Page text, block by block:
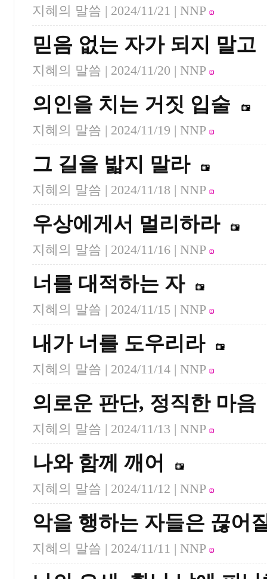
지혜의 말씀 | 2024/11/21 | NNP
믿음 없는 자가 되지 말고
지혜의 말씀 | 2024/11/20 | NNP
의인을 치는 거짓 입술
지혜의 말씀 | 2024/11/19 | NNP
그 길을 밟지 말라
지혜의 말씀 | 2024/11/18 | NNP
우상에게서 멀리하라
지혜의 말씀 | 2024/11/16 | NNP
너를 대적하는 자
지혜의 말씀 | 2024/11/15 | NNP
내가 너를 도우리라
지혜의 말씀 | 2024/11/14 | NNP
의로운 판단, 정직한 마음
지혜의 말씀 | 2024/11/13 | NNP
나와 함께 깨어
지혜의 말씀 | 2024/11/12 | NNP
악을 행하는 자들은 끊어
지혜의 말씀 | 2024/11/11 | NNP